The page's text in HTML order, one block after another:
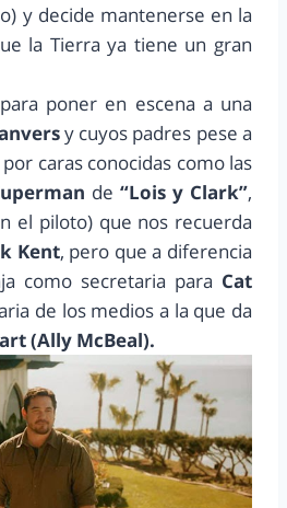
y decide mantenerse en la
la Tierra ya tiene un gran
poner en escena a una
y cuyos padres pese a
caras conocidas como las
de “Lois y Clark”,
el piloto) que nos recuerda
Kent, pero que a diferencia
como secretaria para Cat
de los medios a la que da
(Ally McBeal).